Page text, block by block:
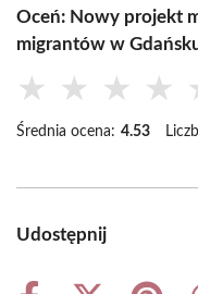
Oceń: Nowy projekt
migrantów w
★ ★ ★ ★
Średnia ocena: 4.53
Udostępnij